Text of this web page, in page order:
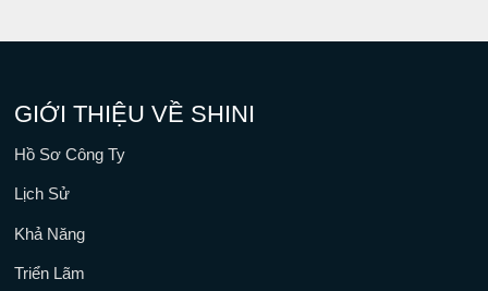
GIỚI THIỆU VỀ SHINI
Hồ Sơ Công Ty
Lịch Sử
Khả Năng
Triển Lãm